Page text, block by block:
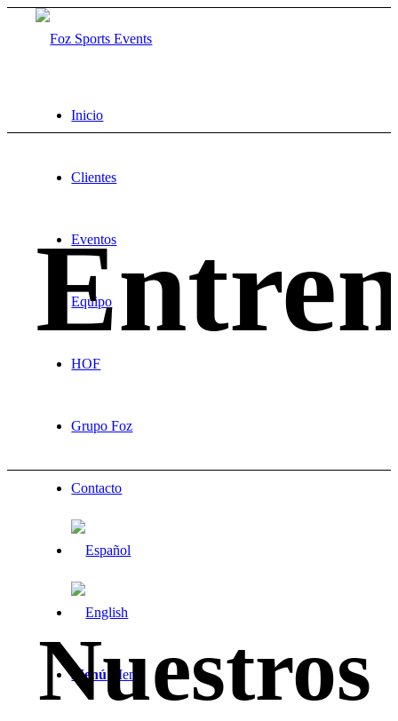
Inicio
Clientes
Eventos
Equipo
HOF
Grupo Foz
Contacto
Menú Menú
Nuestros